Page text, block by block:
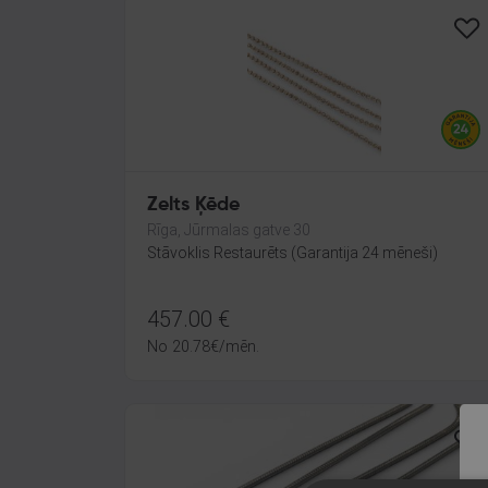
Zelts Ķēde
Rīga, Jūrmalas gatve 30
Stāvoklis Restaurēts (Garantija 24 mēneši)
457.00 €
No 20.78€/mēn.